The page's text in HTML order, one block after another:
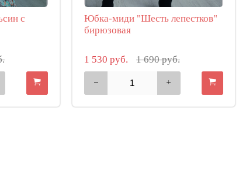
с
Юбка-миди "Шесть лепестков"
бирюзовая
1 530 руб. 1 690 руб.